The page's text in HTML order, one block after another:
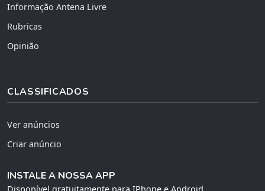
Informação Antena Livre
Rubricas
Opinião
CLASSIFICADOS
Ver anúncios
Criar anúncio
INSTALE A NOSSA APP
Disponível gratuitamente para IPhone e Android